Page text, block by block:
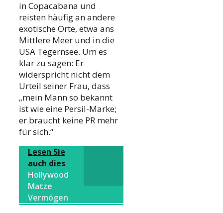
in Copacabana und
reisten häufig an andere
exotische Orte, etwa ans
Mittlere Meer und in die
USA Tegernsee. Um es
klar zu sagen: Er
widerspricht nicht dem
Urteil seiner Frau, dass
„mein Mann so bekannt
ist wie eine Persil-Marke;
er braucht keine PR mehr
für sich.“
Lesen Sie
auch dies
Hollywood
Matze
Vermögen